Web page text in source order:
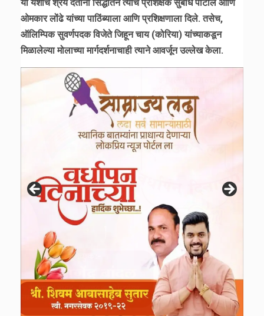
या यशाचे श्रेय देताना सिद्धांतने त्याचे प्रशिक्षक सुबोध पाटील आणि
ओमकार लोंढे यांच्या पाठिंब्याला आणि प्रशिक्षणाला दिले. तसेच,
ऑलिम्पिक सुवर्णपदक विजेते जिहून चाय (कोरिया) यांच्याकडून
मिळालेल्या मोलाच्या मार्गदर्शनाचाही त्याने आवर्जून उल्लेख केला.